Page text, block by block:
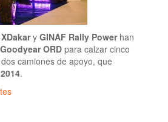
XDakary GINAF Rally Powerhan
ORD para calzar cinco
camiones de apoyo, que
.